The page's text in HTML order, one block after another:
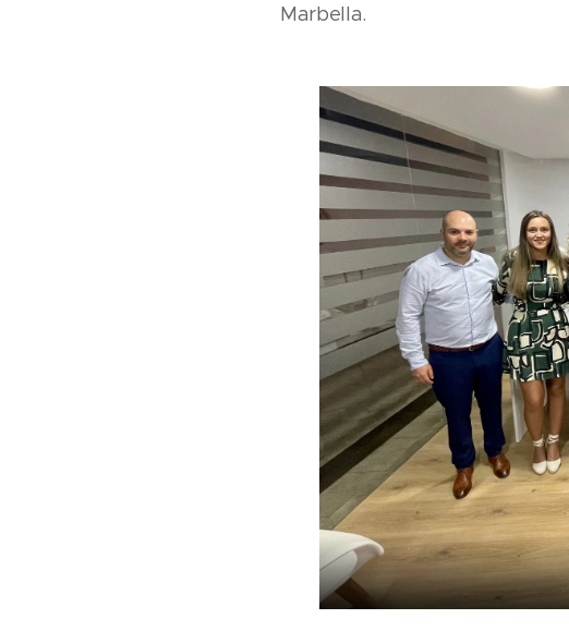
Marbella.